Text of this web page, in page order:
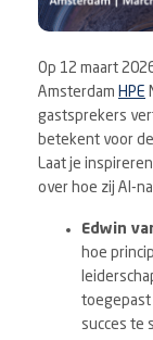
Op 12 maart
Amsterdam HPE
gastsprekers
betekent voor
Laat je
over hoe zij AI-
Edwin
hoe
toegepast
succes te